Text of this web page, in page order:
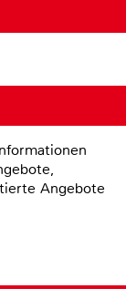
Angebote